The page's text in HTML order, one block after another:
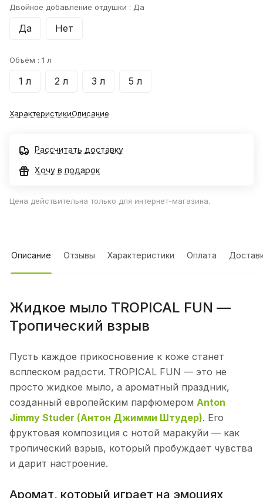
Двойное добавление отдушки : Да
Да Нет
Объём : 1 л
1 л 2 л 3 л 5 л
ХарактеристикиОписание
Рассчитать доставку
Хочу в подарок
Цена действительна только для интернет-магазина.
Описание Отзывы Характеристики Оплата
Жидкое мыло TROPICAL FUN —
Тропический взрыв
Пусть каждое прикосновение к коже станет
всплеском радости. TROPICAL FUN — это не
просто жидкое мыло, а ароматный праздник,
созданный европейским парфюмером Anton
Jimmy Studer (Антон Джимми Штудер). Его
фруктовая композиция с нотой маракуйи — как
тропический взрыв, который пробуждает чувства
и дарит настроение.
Аромат, который играет на эмоциях